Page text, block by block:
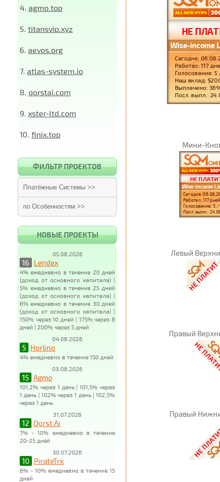
4. agmo.top
5. titansvip.xyz
6. aevos.org
7. atlas-system.io
8. qorstai.com
9. xster-ltd.com
10. finix.top
ФИЛЬТР ПРОЕКТОВ
Платёжные Системы >>
по Особенностям >>
НОВЫЕ ПРОЕКТЫ
05.08.2026
16 Lendex
4% ежедневно в течение 20 дней
(доход от основного капитала) |
5% ежедневно в течение 25 дней
(доход от основного капитала) |
6% ежедневно в течение 30 дней
(доход от основного капитала) |
150% через 10 дней | 175% через 8
дней | 200% через 5 дней
04.08.2026
5 Horlino
4% ежедневно в течение 150 дней
03.08.2026
15 Agmo
101,2% через 1 день | 101,5% через
1 день | 102% через 1 день | 102,5%
через 1 день
31.07.2026
12 Qorst Ai
7% - 10% ежедневно в течение
20-25 дней
30.07.2026
10 PirateTrx
8% - 10% ежедневно в течение 15
дней
Мини-
Левый
Правый
Правый